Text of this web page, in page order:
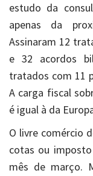
estudo da
apenas da
Assinaram 12
e 32 acordos
tratados com 11
A carga fiscal
é igual à da
O livre comércio
cotas ou
mês de março.